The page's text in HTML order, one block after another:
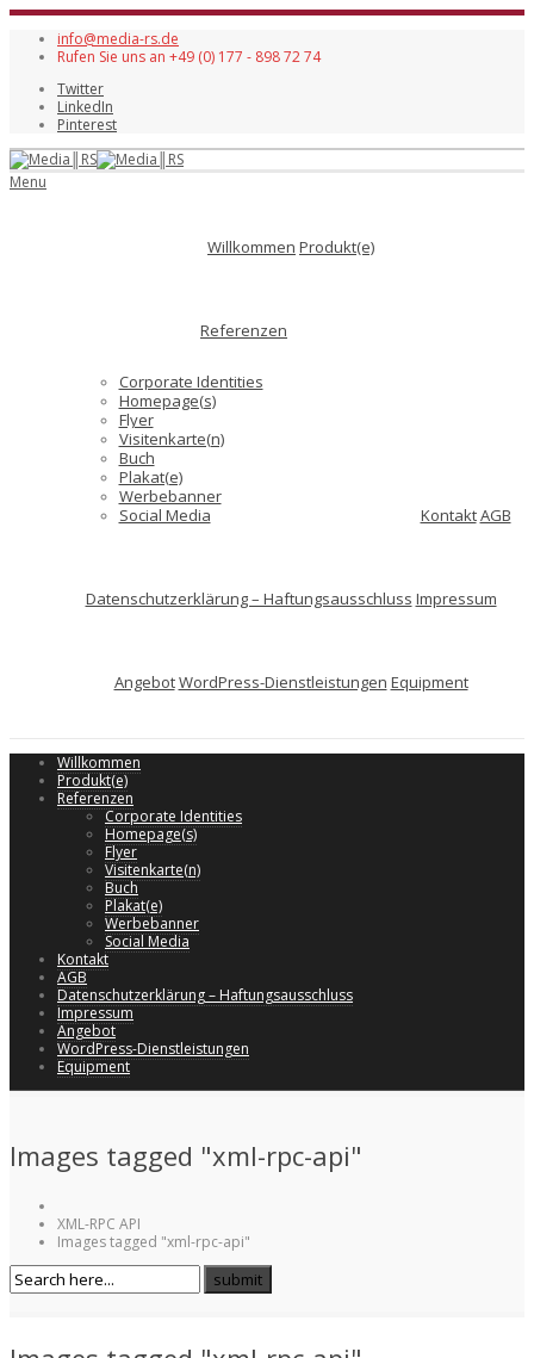
info@media-rs.de
Rufen Sie uns an +49 (0) 177 - 898 72 74
Twitter
LinkedIn
Pinterest
Menu
Willkommen Produkt(e)
Referenzen
Corporate Identities
Homepage(s)
Flyer
Visitenkarte(n)
Buch
Plakat(e)
Werbebanner
Social Media
KontaktAGB
Datenschutzerklärung – Haftungsausschluss Impressum
AngebotWordPress-Dienstleistungen Equipment
Willkommen
Produkt(e)
Referenzen
Corporate Identities
Homepage(s)
Flyer
Visitenkarte(n)
Buch
Plakat(e)
Werbebanner
Social Media
Kontakt
AGB
Datenschutzerklärung – Haftungsausschluss
Impressum
Angebot
WordPress-Dienstleistungen
Equipment
Images tagged "xml-rpc-api"
XML-RPC API
Images tagged "xml-rpc-api"